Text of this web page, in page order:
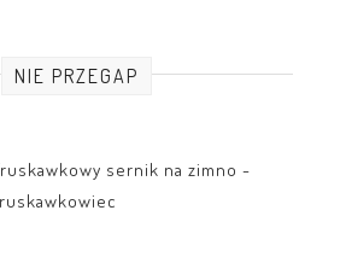
NIE PRZEGAP
sernik na zimno -